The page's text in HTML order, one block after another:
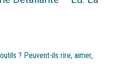
? Peuvent-ils rire, aimer,